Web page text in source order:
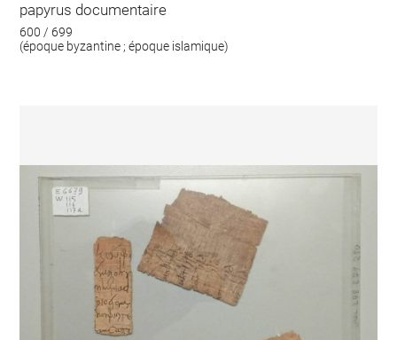
papyrus documentaire
600 / 699
(époque byzantine ; époque islamique)